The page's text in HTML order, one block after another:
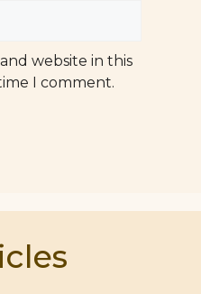
website in this
I comment.